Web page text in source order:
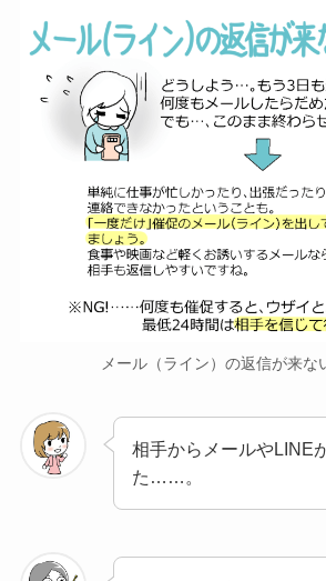
メール（ライン）の返信が来
相手からメールやLINE
た……。